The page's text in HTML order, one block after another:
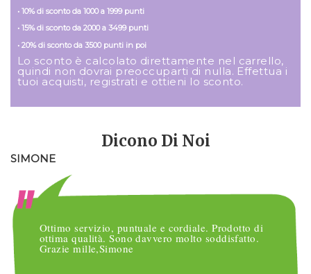
• 10% di sconto da 1000 a 1999 punti
• 15% di sconto da 2000 a 3499 punti
• 20% di sconto da 3500 punti in poi
Lo sconto è calcolato direttamente nel carrello,
quindi non dovrai preoccuparti di nulla. Effettua i
tuoi acquisti, registrati e ottieni lo sconto.
Dicono Di Noi
SIMONE
Ottimo servizio, puntuale e cordiale. Prodotto di
ottima qualità. Sono davvero molto soddisfatto.
Grazie mille,Simone